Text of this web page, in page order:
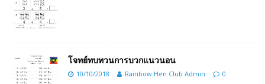
โจทย์ทบทวนการบวกแนวนอน
10/10/2018 Rainbow Hen Club Admin 0